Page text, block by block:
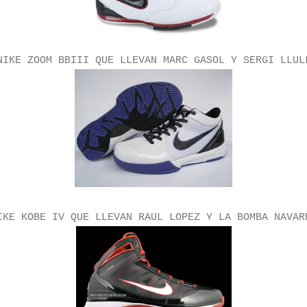
ZOOM BBIII QUE LLEVAN MARC GASOL Y SERGI
KOBE IV QUE LLEVAN RAUL LOPEZ Y LA BOMBA